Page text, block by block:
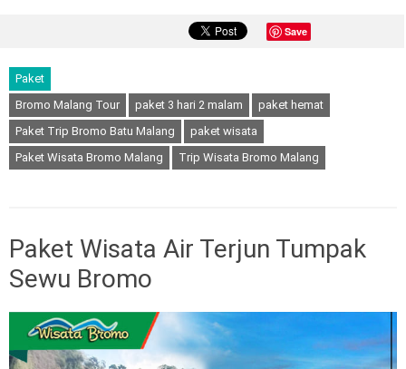
Save
Paket
Bromo Malang Tour
paket 3 hari 2 malam
paket hemat
Paket Trip Bromo Batu Malang
paket wisata
Paket Wisata Bromo Malang
Trip Wisata Bromo Malang
Paket Wisata Air Terjun Tumpak
Sewu Bromo